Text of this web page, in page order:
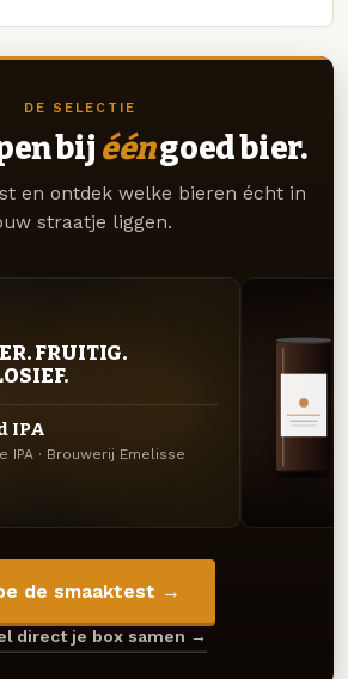
DE SELECTIE
bij ééngoed bier.
en ontdek welke bieren écht in
straatje liggen.
FRUITIG.
IPA
IPA · Brouwerij Emelisse
de smaaktest →
direct je box samen →